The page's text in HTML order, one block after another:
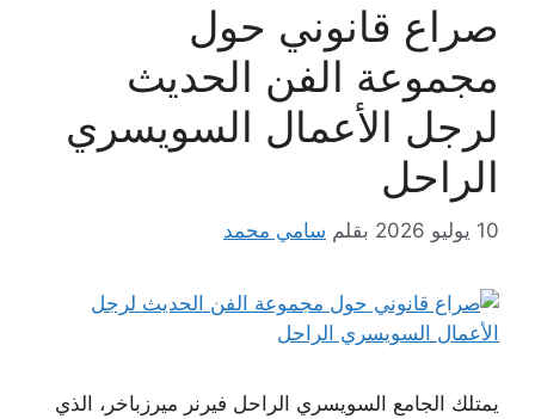
صراع قانوني حول
مجموعة الفن الحديث
لرجل الأعمال السويسري
الراحل
10 يوليو 2026 بقلم سامي محمد
يمتلك الجامع السويسري الراحل فيرنر ميرزباخر، الذي